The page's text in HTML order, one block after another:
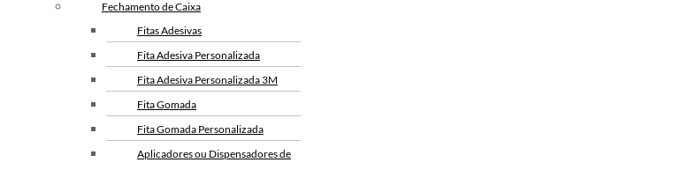
Fabricante de Fita Gomada
Envelope de Segurança
Envelope de Segurança com Lacre
Adesivo
Envelope de Segurança com
Fechamento de Caixa
Fitas Adesivas
Fita Adesiva Personalizada
Fita Adesiva Personalizada 3M
Fita Gomada
Fita Gomada Personalizada
Aplicadores ou Dispensadores de